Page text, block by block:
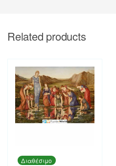
Related products
Διαθέσιμο